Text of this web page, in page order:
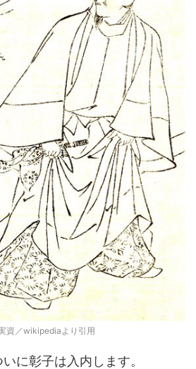
資／wikipediaより引用
に彰子は入内します。